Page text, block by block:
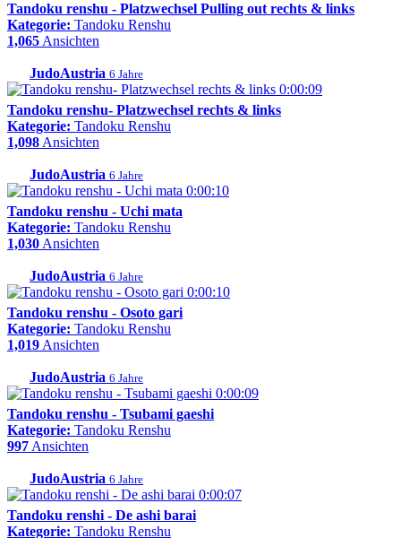
Tandoku renshu - Platzwechsel Pulling out rechts & links
Kategorie: Tandoku Renshu
1,065Ansichten
JudoAustria 6 Jahre
0:00:09
Tandoku renshu- Platzwechsel rechts & links
Kategorie: Tandoku Renshu
1,098Ansichten
JudoAustria 6 Jahre
0:00:10
Tandoku renshu - Uchi mata
Kategorie: Tandoku Renshu
1,030Ansichten
JudoAustria 6 Jahre
0:00:10
Tandoku renshu - Osoto gari
Kategorie: Tandoku Renshu
1,019Ansichten
JudoAustria 6 Jahre
0:00:09
Tandoku renshu - Tsubami gaeshi
Kategorie: Tandoku Renshu
997Ansichten
JudoAustria 6 Jahre
0:00:07
Tandoku renshi - De ashi barai
Kategorie: Tandoku Renshu